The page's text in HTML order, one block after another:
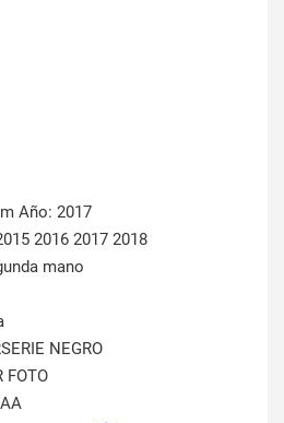
Año: 2017
2016 2017 2018
mano
NEGRO
FOTO